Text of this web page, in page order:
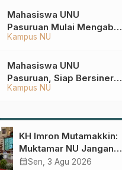
Kampus NU
Mahasiswa UNU
Pasuruan Mulai Mengabdi
di Wonokerto dan Oro-
Programnya
Kampus NU
Mahasiswa UNU
Pasuruan, Siap Bersinergi
Percepat Pembangunan
KH Imron Mutamakkin:
Muktamar NU Jangan
Terjebak pada
calendar_monthSen, 3 Agu 2026